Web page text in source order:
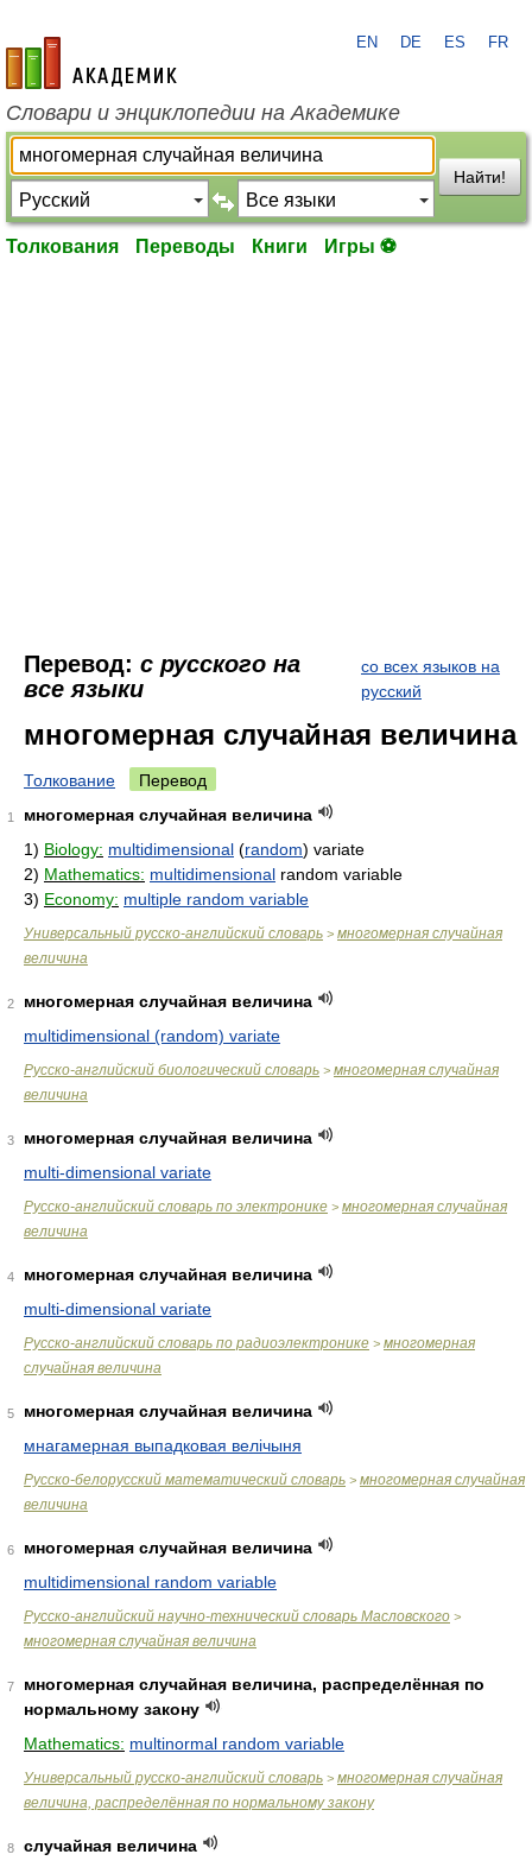
academic.ru
EN DE ES FR
Словари и энциклопедии на Академике
Найти!
Толкования Переводы Книги Игры ⚽
Перевод: с русского на
все языки
со всех языков на
русский
многомерная случайная величина
Толкование Перевод
1
многомерная случайная величина
1) Biology: multidimensional (random) variate
2) Mathematics: multidimensional random variable
3) Economy: multiple random variable
Универсальный русско-английский словарь > многомерная случайная
величина
2
многомерная случайная величина
multidimensional (random) variate
Русско-английский биологический словарь > многомерная случайная
величина
3
многомерная случайная величина
multi-dimensional variate
Русско-английский словарь по электронике > многомерная случайная
величина
4
многомерная случайная величина
multi-dimensional variate
Русско-английский словарь по радиоэлектронике > многомерная
случайная величина
5
многомерная случайная величина
мнагамерная выпадковая велічыня
Русско-белорусский математический словарь > многомерная случайная
величина
6
многомерная случайная величина
multidimensional random variable
Русско-английский научно-технический словарь Масловского >
многомерная случайная величина
7
многомерная случайная величина, распределённая по
нормальному закону
Mathematics: multinormal random variable
Универсальный русско-английский словарь > многомерная случайная
величина, распределённая по нормальному закону
8
случайная величина